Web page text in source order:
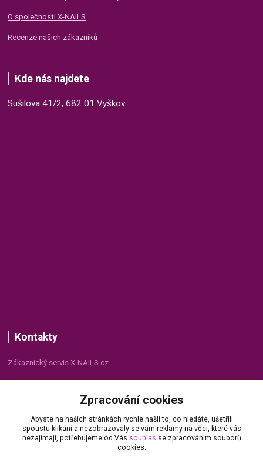
O společnosti X-NAILS
Recenze našich zákazníků
Kde nás najdete
Sušilova 41/2, 682 01 Vyškov
Kontakty
Zákaznický servis X-NAILS.cz
+420 735 055 075
info@x-nails.cz
Zpracování cookies
Abyste na našich stránkách rychle našli to, co hledáte, ušetřili
spoustu klikání a nezobrazovaly se vám reklamy na věci, které vás
nezajímají, potřebujeme od Vás souhlas se zpracováním souborů
cookies.